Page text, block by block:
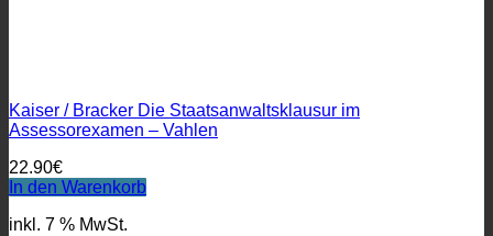
Kaiser / Bracker Die Staatsanwaltsklausur im
Assessorexamen – Vahlen
22.90€
In den Warenkorb
inkl. 7 % MwSt.